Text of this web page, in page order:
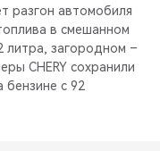
разгон автомобиля
в смешанном
литра, загородном –
CHERY сохранили
бензине с 92